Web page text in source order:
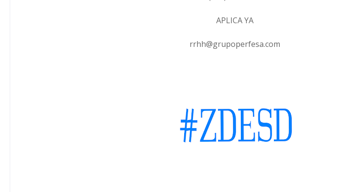
APLICA YA
rrhh@grupoperfesa.com